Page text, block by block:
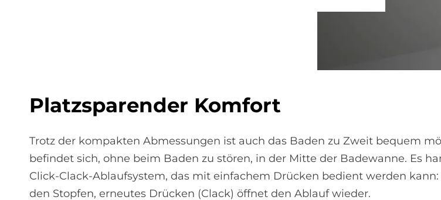
Platz­spa­ren­der Kom­fort
Trotz der kompakten Abmessungen ist auch das Baden zu Zweit bequem
befindet sich, ohne beim Baden zu stören, in der Mitte der Badewanne. Es
Click-Clack-Ablaufsystem, das mit einfachem Drücken bedient werden
den Stopfen, erneutes Drücken (Clack) öffnet den Ablauf wieder.